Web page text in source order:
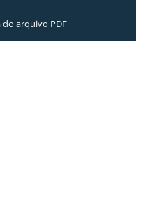
arquivo PDF